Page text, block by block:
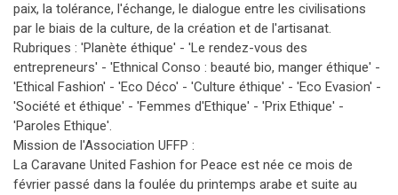
paix, la tolérance, l'échange, le dialogue entre les civilisations
par le biais de la culture, de la création et de l'artisanat.
Rubriques : 'Planète éthique' - 'Le rendez-vous des
entrepreneurs' - 'Ethnical Conso : beauté bio, manger éthique' -
'Ethical Fashion' - 'Eco Déco' - 'Culture éthique' - 'Eco Evasion' -
'Société et éthique' - 'Femmes d'Ethique' - 'Prix Ethique' -
'Paroles Ethique'.
Mission de l'Association UFFP :
La Caravane United Fashion for Peace est née ce mois de
février passé dans la foulée du printemps arabe et suite au